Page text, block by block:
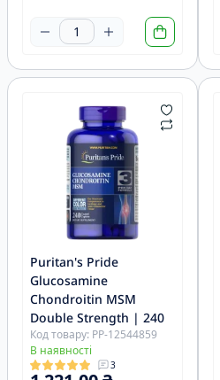
Puritan's Pride
Glucosamine
Chondroitin MSM
Double Strength | 240
Код товару: PP-12544859
В наявності
3